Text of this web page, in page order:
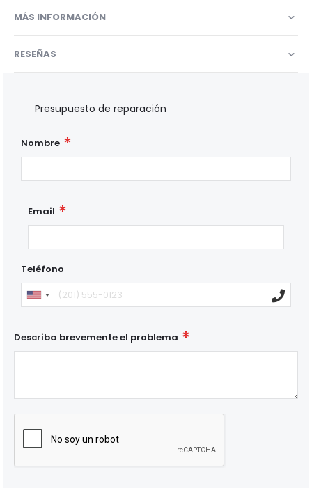
MÁS INFORMACIÓN
RESEÑAS
Presupuesto de reparación
Nombre
Email
Teléfono
Describa brevemente el problema